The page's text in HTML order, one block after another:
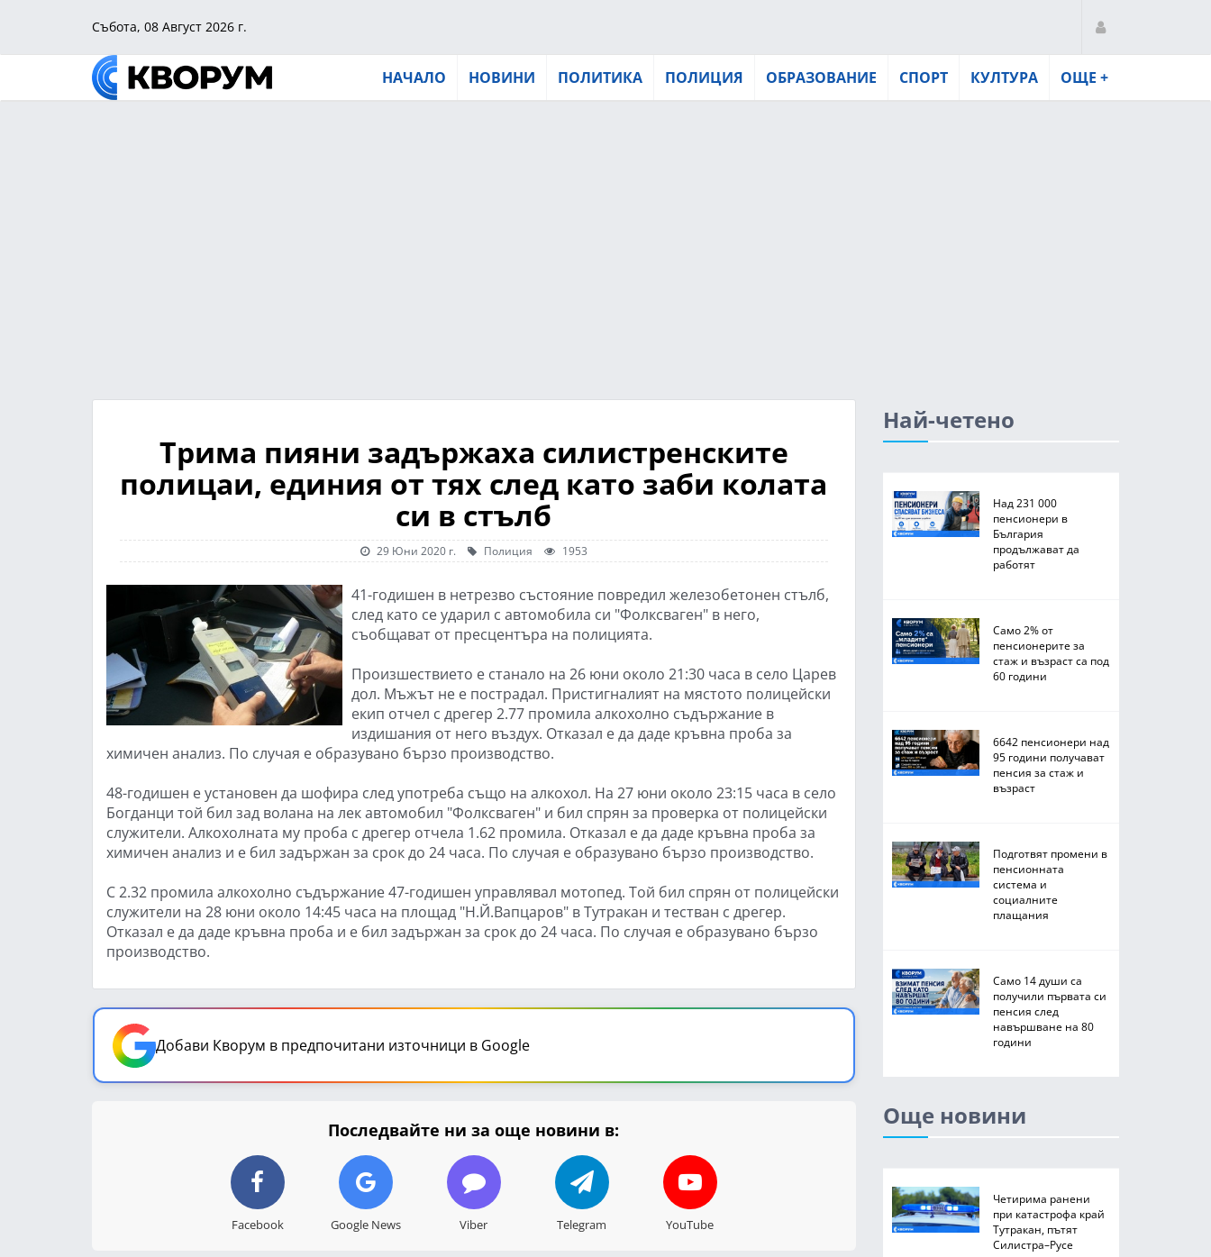
Събота, 08 Август 2026 г.
НАЧАЛО НОВИНИ ПОЛИТИКА ПОЛИЦИЯ ОБРАЗОВАНИЕ СПОРТ КУЛТУРА ОЩЕ +
Трима пияни задържаха силистренските
полицаи, единия от тях след като заби колата
си в стълб
29 Юни 2020 г. Полиция 1953
41-годишен в нетрезво състояние повредил железобетонен стълб,
след като се ударил с автомобила си "Фолксваген" в него,
съобщават от пресцентъра на полицията.
Произшествието е станало на 26 юни около 21:30 часа в село Царев
дол. Мъжът не е пострадал. Пристигналият на мястото полицейски
екип отчел с дрегер 2.77 промила алкохолно съдържание в
издишания от него въздух. Отказал е да даде кръвна проба за
химичен анализ. По случая е образувано бързо производство.
48-годишен е установен да шофира след употреба също на алкохол. На 27 юни около 23:15 часа в село
Богданци той бил зад волана на лек автомобил "Фолксваген" и бил спрян за проверка от полицейски
служители. Алкохолната му проба с дрегер отчела 1.62 промила. Отказал е да даде кръвна проба за
химичен анализ и е бил задържан за срок до 24 часа. По случая е образувано бързо производство.
С 2.32 промила алкохолно съдържание 47-годишен управлявал мотопед. Той бил спрян от полицейски
служители на 28 юни около 14:45 часа на площад "Н.Й.Вапцаров" в Тутракан и тестван с дрегер.
Отказал е да даде кръвна проба и е бил задържан за срок до 24 часа. По случая е образувано бързо
производство.
Добави Кворум в предпочитани източници в Google
Последвайте ни за още новини в:
Facebook Google News Viber Telegram YouTube
Най-четено
Над 231 000
пенсионери в
България
продължават да
работят
Само 2% от
пенсионерите за
стаж и възраст са под
60 години
6642 пенсионери над
95 години получават
пенсия за стаж и
възраст
Подготвят промени в
пенсионната
система и
социалните
плащания
Само 14 души са
получили първата си
пенсия след
навършване на 80
години
Още новини
Четирима ранени
при катастрофа край
Тутракан, пътят
Силистра–Русе